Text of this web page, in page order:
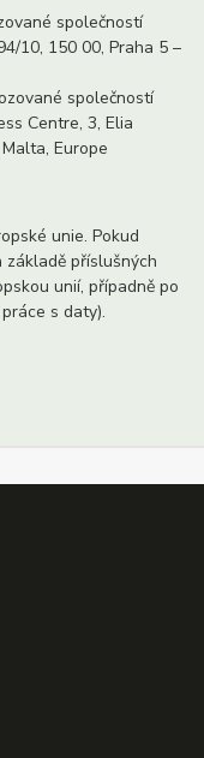
společností
10, 150 00, Praha 5 –
společností
Centre, 3, Elia
Europe
unie. Pokud
základě příslušných
unií, případně po
s daty).